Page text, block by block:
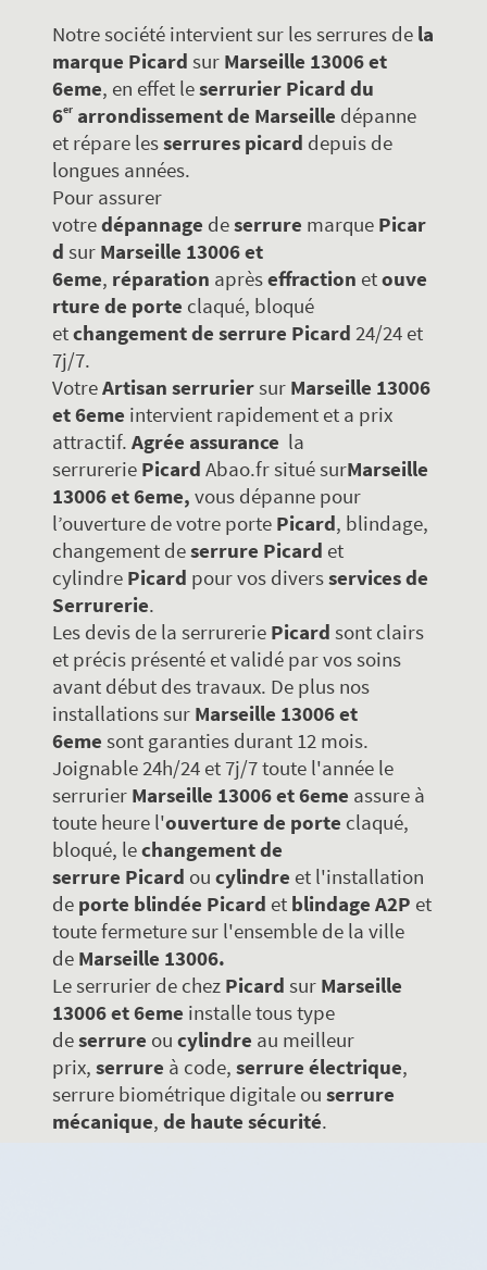
Notre société intervient sur les serrures de la
marque Picard sur Marseille 13006 et
6eme, en effet leserrurier Picard du
6er arrondissement de Marseille dépanne
et répare lesserrures picard depuis de
longues années.
Pour assurer
votredépannage deserrure marque Picar
d sur Marseille 13006 et
6eme, réparation aprèseffraction etouve
rture de porte claqué, bloqué
etchangement de serrure Picard 24/24 et
7j/7.
VotreArtisan serruriersur Marseille 13006
et 6eme intervient rapidement et a prix
attractif. Agrée assurance la
serrurerie Picard Abao.fr situé surMarseille
13006 et 6eme, vous dépanne pour
l’ouverture de votre porte Picard, blindage,
changement deserrure Picard et
cylindre Picard pour vos diversservices de
Serrurerie.
Les devis de la serrurerie Picard sont clairs
et précis présenté et validé par vos soins
avant début des travaux. De plus nos
installations sur Marseille 13006 et
6eme sont garanties durant 12 mois.
Joignable 24h/24 et 7j/7 toute l'année le
serrurier Marseille 13006 et 6eme assure à
toute heure l'ouverture de porte claqué,
bloqué, lechangement de
serrure Picard ou cylindre et l'installation
de porte blindée Picard et blindage A2P et
toute fermeture sur l'ensemble de la ville
de Marseille 13006.
Le serrurier de chez Picard sur Marseille
13006 et 6eme installe tous type
deserrure ou cylindre au meilleur
prix, serrure à code, serrure électrique,
serrure biométrique digitale ou serrure
mécanique, de haute sécurité.